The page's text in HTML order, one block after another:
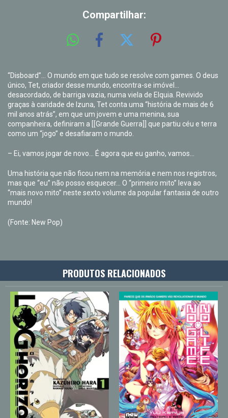
Compartilhar:
“Disboard”… O mundo em que tudo se resolve com games. O deus
único, Tet, criador desse mundo, encontra-se imóvel…
desacordado, de barriga vazia, numa viela de Elquia. Revivido
graças à caridade de Izuna, Tet conta uma “história de mais de 6
mil anos atrás”, em que um jovem e uma menina, sua
companheira, definiram a [[Grande Guerra]] que partiu céu e terra
como um “jogo” e desafiaram o mundo.
– Ei, vamos jogar de novo… É agora que eu ganho, vamos…
Uma história que não ficou nem na memória e nem nos registros,
mas que “eu” não posso esquecer… O “primeiro mito” leva ao
“mais novo mito” neste sexto volume da popular fantasia de outro
mundo!
(Fonte: New Pop)
PRODUTOS RELACIONADOS